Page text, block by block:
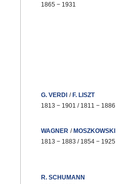
1865 − 1931
G. VERDI / F. LISZT
1813 − 1901 / 1811 − 1886
WAGNER / MOSZKOWSKI
1813 − 1883 / 1854 − 1925
R. SCHUMANN